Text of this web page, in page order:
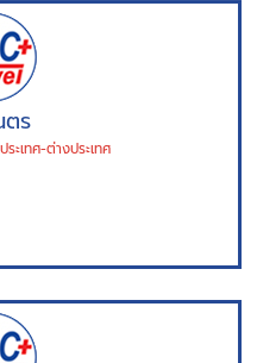
ร
ะเทศ-ต่างประเทศ